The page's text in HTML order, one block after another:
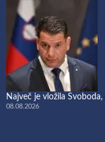
Največ je vložila
08.08.2026